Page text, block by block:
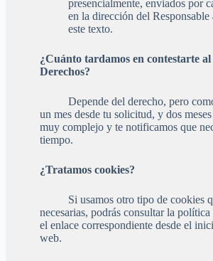
presencialmente, enviados por
en la dirección del
este texto.
¿Cuánto tardamos en contestarte
Derechos?
Depende del derecho, pero
un mes desde tu solicitud, y dos
muy complejo y te notificamos que
tiempo.
¿Tratamos cookies?
Si usamos otro tipo de cookies
necesarias, podrás consultar la
el enlace correspondiente desde el
web.